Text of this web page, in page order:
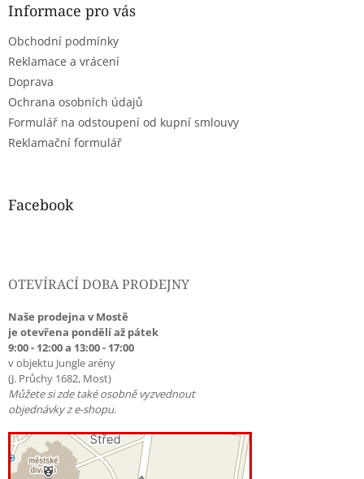
Informace pro vás
Obchodní podmínky
Reklamace a vrácení
Doprava
Ochrana osobních údajů
Formulář na odstoupení od kupní smlouvy
Reklamační formulář
Facebook
OTEVÍRACÍ DOBA PRODEJNY
Naše prodejna v Mostě
je otevřena pondělí až pátek
9:00 - 12:00 a 13:00 - 17:00
v objektu Jungle arény
(J. Průchy 1682, Most)
Můžete si zde také osobně vyzvednout
objednávky z e-shopu.